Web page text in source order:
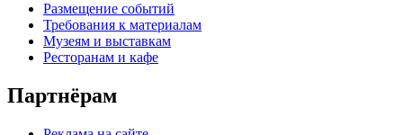
Размещение событий
Требования к материалам
Музеям и выставкам
Ресторанам и кафе
Партнёрам